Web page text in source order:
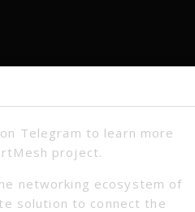
Telegram to learn more
project.
networking ecosystem of
solution to connect the